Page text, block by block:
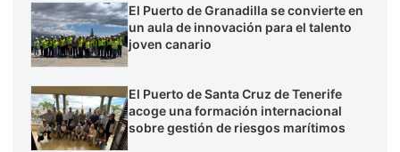
El Puerto de Granadilla se convierte en
un aula de innovación para el talento
joven canario
El Puerto de Santa Cruz de Tenerife
acoge una formación internacional
sobre gestión de riesgos marítimos